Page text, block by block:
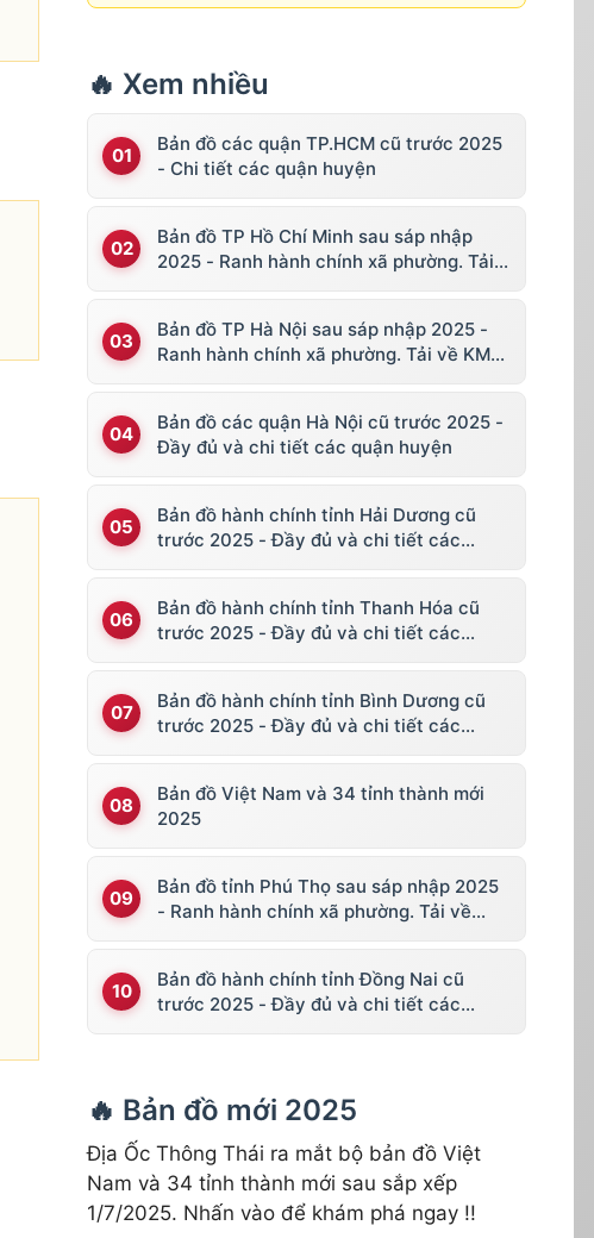
🔥 Xem nhiều
Bản đồ các quận TP.HCM cũ trước 2025
- Chi tiết các quận huyện
Bản đồ TP Hồ Chí Minh sau sáp nhập
2025 - Ranh hành chính xã phường. Tải
Bản đồ TP Hà Nội sau sáp nhập 2025 -
Ranh hành chính xã phường. Tải về KML,
Bản đồ các quận Hà Nội cũ trước 2025 -
Đầy đủ và chi tiết các quận huyện
Bản đồ hành chính tỉnh Hải Dương cũ
trước 2025 - Đầy đủ và chi tiết các
Bản đồ hành chính tỉnh Thanh Hóa cũ
trước 2025 - Đầy đủ và chi tiết các
Bản đồ hành chính tỉnh Bình Dương cũ
trước 2025 - Đầy đủ và chi tiết các
Bản đồ Việt Nam và 34 tỉnh thành mới
2025
Bản đồ tỉnh Phú Thọ sau sáp nhập 2025
- Ranh hành chính xã phường. Tải về
Bản đồ hành chính tỉnh Đồng Nai cũ
trước 2025 - Đầy đủ và chi tiết các
🔥 Bản đồ mới 2025
Địa Ốc Thông Thái ra mắt bộ bản đồ Việt
Nam và 34 tỉnh thành mới sau sắp xếp
1/7/2025. Nhấn vào để khám phá ngay !!